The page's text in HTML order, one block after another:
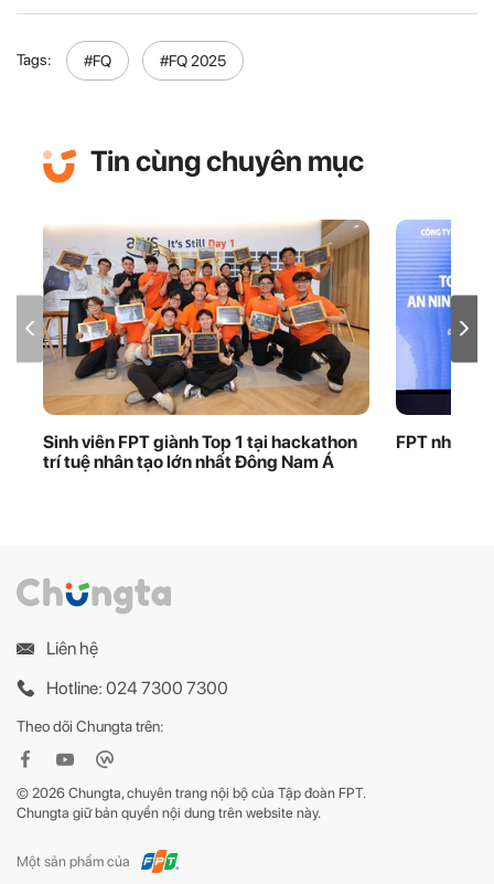
Tags: #FQ #FQ 2025
Tin cùng chuyên mục
Sinh viên FPT giành Top 1 tại hackathon
trí tuệ nhân tạo lớn nhất Đông Nam Á
FPT nhận
Liên hệ
Hotline: 024 7300 7300
Theo dõi Chungta trên:
© 2026 Chungta, chuyên trang nội bộ của Tập đoàn FPT.
Chungta giữ bản quyền nội dung trên website này.
Một sản phẩm của